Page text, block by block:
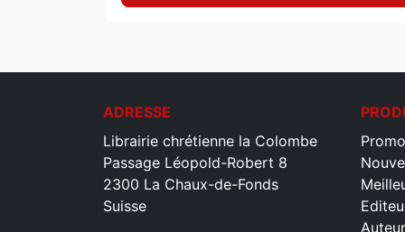
ADRESSE
Librairie chrétienne la Colombe
Passage Léopold-Robert 8
2300 La Chaux-de-Fonds
Suisse